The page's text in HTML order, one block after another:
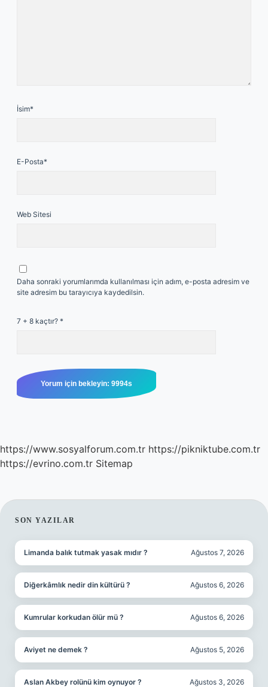
İsim*
E-Posta*
Web Sitesi
Daha sonraki yorumlarımda kullanılması için adım, e-posta adresim ve
site adresim bu tarayıcıya kaydedilsin.
7 + 8 kaçtır? *
https://www.sosyalforum.com.tr https://pikniktube.com.tr
https://evrino.com.tr Sitemap
SIDEBAR
SON YAZILAR
Limanda balık tutmak yasak mıdır ? Ağustos 7, 2026
Diğerkâmlık nedir din kültürü ? Ağustos 6, 2026
Kumrular korkudan ölür mü ? Ağustos 6, 2026
Aviyet ne demek ? Ağustos 5, 2026
Aslan Akbey rolünü kim oynuyor ? Ağustos 3, 2026